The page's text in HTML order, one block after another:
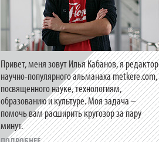
Привет, меня зовут Илья Кабанов, я редактор
научно-популярного альманаха metkere.com,
посвященного науке, технологиям,
образованию и культуре. Моя задача –
помочь вам расширить кругозор за пару
минут.